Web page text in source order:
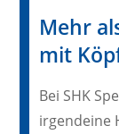
Mehr
mit
Bei SHK
irgendeine